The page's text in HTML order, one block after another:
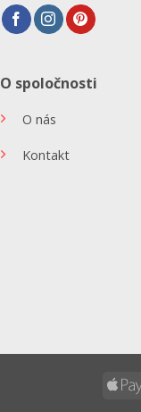
O spoločnosti
O nás
Kontakt